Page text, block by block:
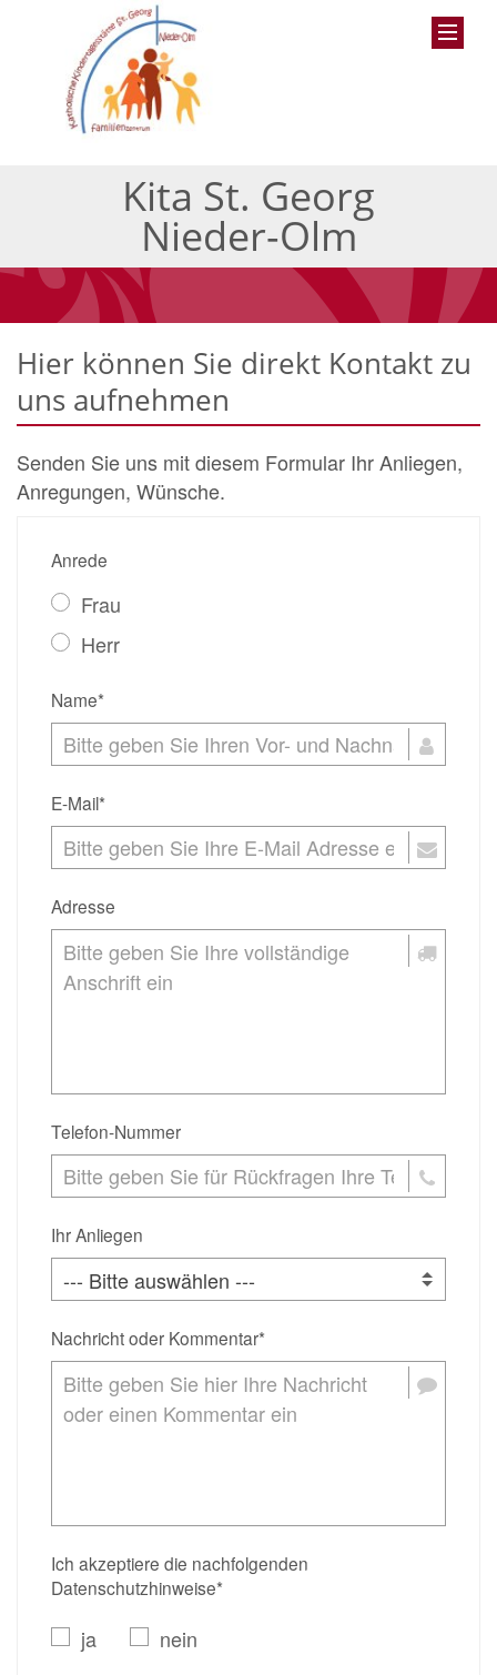
Kita St. Georg
Nieder-Olm
Hier können Sie direkt Kontakt zu
uns aufnehmen
Senden Sie uns mit diesem Formular Ihr Anliegen,
Anregungen, Wünsche.
Anrede
Frau
Herr
Name*
E-Mail*
Adresse
Telefon-Nummer
Ihr Anliegen
Nachricht oder Kommentar*
Ich akzeptiere die nachfolgenden
Datenschutzhinweise*
ja nein